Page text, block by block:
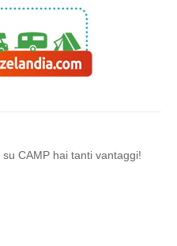
su CAMP hai tanti vantaggi!